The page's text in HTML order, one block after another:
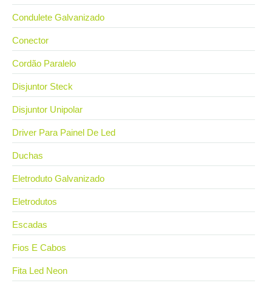
Condulete Galvanizado
Conector
Cordão Paralelo
Disjuntor Steck
Disjuntor Unipolar
Driver Para Painel De Led
Duchas
Eletroduto Galvanizado
Eletrodutos
Escadas
Fios E Cabos
Fita Led Neon